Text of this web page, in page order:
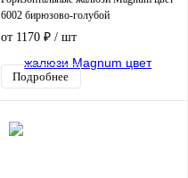
6002 бирюзово-голубой
от 1170 ₽/ шт
Подробнее